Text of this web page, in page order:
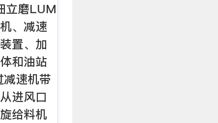
立磨LUM
、减速
置、加
和油站
速机带
进风口
给料机